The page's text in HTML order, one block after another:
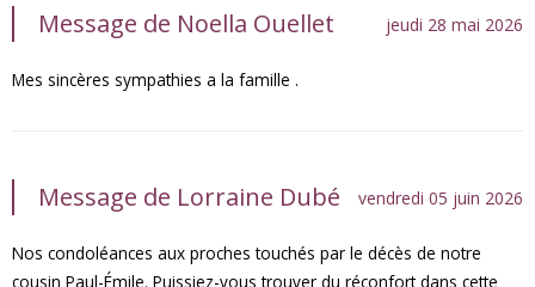
Message de Noella Ouellet jeudi 28 mai 2026
Mes sincères sympathies a la famille .
Message de Lorraine Dubé vendredi 05 juin 2026
Nos condoléances aux proches touchés par le décès de notre
cousin Paul-Émile. Puissiez-vous trouver du réconfort dans cette